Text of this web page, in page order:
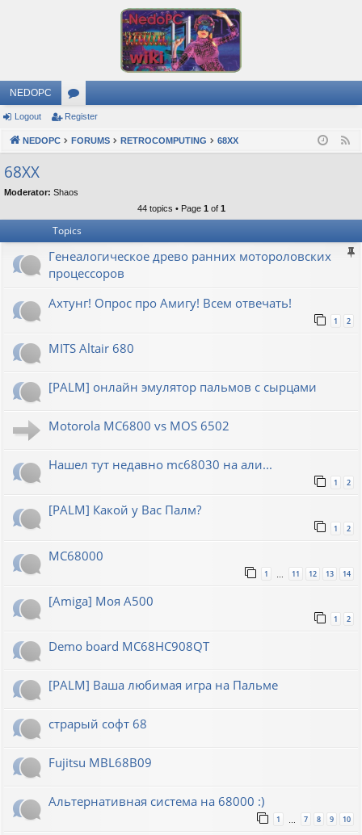
NEDOPC
or
u
s
Logout Register
NEDOPC FORUMS RETROCOMPUTING 68XX
68XX
Moderator: Shaos
44 topics • Page 1 of 1
Topics
Генеалогическое древо ранних мотороловских
процессоров
Ахтунг! Опрос про Амигу! Всем отвечать!
1 2
MITS Altair 680
[PALM] онлайн эмулятор пальмов с сырцами
Motorola MC6800 vs MOS 6502
Нашел тут недавно mc68030 на али...
1 2
[PALM] Какой у Вас Палм?
1 2
MC68000
1 11 12 13 14
[Amiga] Моя A500
1 2
Demo board MC68HC908QT
[PALM] Ваша любимая игра на Пальме
страрый софт 68
Fujitsu MBL68B09
Альтернативная система на 68000 :)
1 7 8 9 10